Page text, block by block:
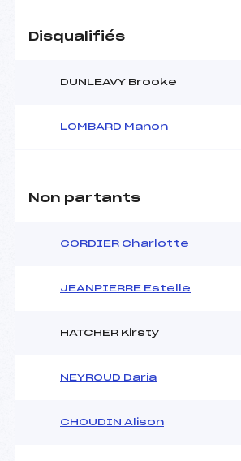
Disqualifiés
DUNLEAVY Brooke
LOMBARD Manon
Non partants
CORDIER Charlotte
JEANPIERRE Estelle
HATCHER Kirsty
NEYROUD Daria
CHOUDIN Alison